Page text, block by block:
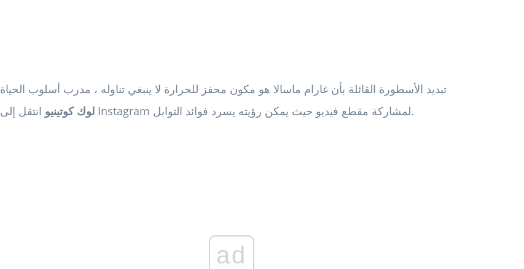
تبديد الأسطورة القائلة بأن غارام ماسالا هو مكون محفز للحرارة لا ينبغي تناوله ، مدرب أسلوب الحياة
لوك كوتينيو
انتقل إلى Instagram لمشاركة مقطع فيديو حيث يمكن رؤيته يسرد فوائد التوابل.
ad